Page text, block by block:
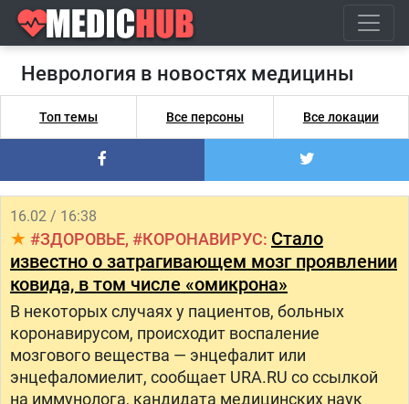
Неврология в новостях медицины
Топ темы Все персоны Все локации
16.02 / 16:38
ЗДОРОВЬЕ КОРОНАВИРУС Стало
известно о затрагивающем мозг проявлении
ковида, в том числе «омикрона»
В некоторых случаях у пациентов, больных
коронавирусом, происходит воспаление
мозгового вещества — энцефалит или
энцефаломиелит, сообщает URA.RU со ссылкой
на иммунолога, кандидата медицинских наук